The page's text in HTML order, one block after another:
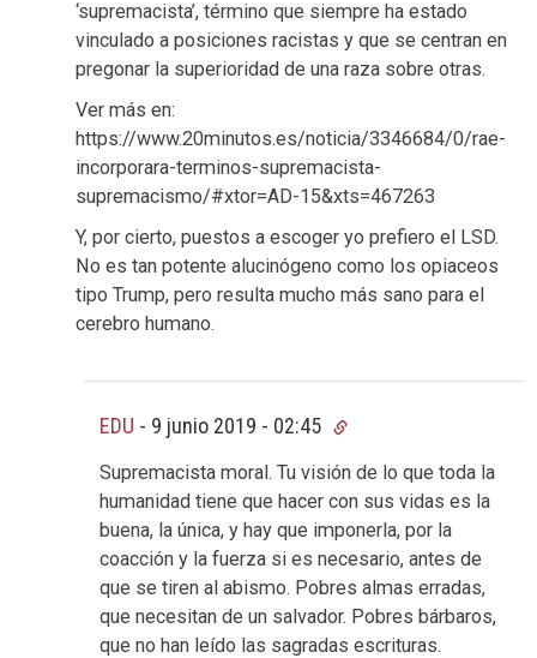
‘supremacista’, término que siempre ha estado
vinculado a posiciones racistas y que se centran en
pregonar la superioridad de una raza sobre otras.
Ver más en:
https://www.20minutos.es/noticia/3346684/0/rae-
incorporara-terminos-supremacista-
supremacismo/#xtor=AD-15&xts=467263
Y, por cierto, puestos a escoger yo prefiero el LSD.
No es tan potente alucinógeno como los opiaceos
tipo Trump, pero resulta mucho más sano para el
cerebro humano.
EDU - 9 junio 2019 - 02:45
Supremacista moral. Tu visión de lo que toda la
humanidad tiene que hacer con sus vidas es la
buena, la única, y hay que imponerla, por la
coacción y la fuerza si es necesario, antes de
que se tiren al abismo. Pobres almas erradas,
que necesitan de un salvador. Pobres bárbaros,
que no han leído las sagradas escrituras.